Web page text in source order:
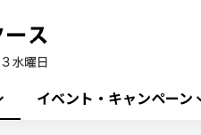
イベント・キャンペーン